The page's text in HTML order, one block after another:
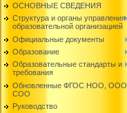
ОСНОВНЫЕ СВЕДЕНИЯ
Структура и органы управления
образовательной организацией
Официальные документы
Образование
Образовательные стандарты и
требования
Обновленные ФГОС НОО, ООО,
СОО
Руководство